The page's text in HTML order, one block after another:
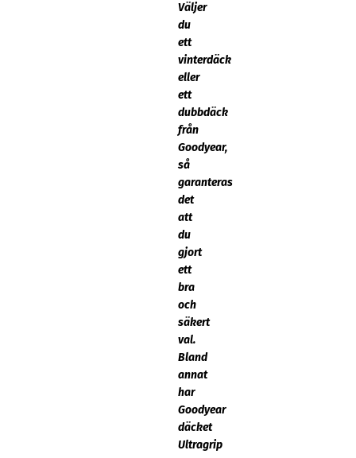
Väljer
du
ett
vinterdäck
eller
ett
dubbdäck
från
Goodyear,
så
garanteras
det
att
du
gjort
ett
bra
och
säkert
val.
Bland
annat
har
Goodyear
däcket
Ultragrip